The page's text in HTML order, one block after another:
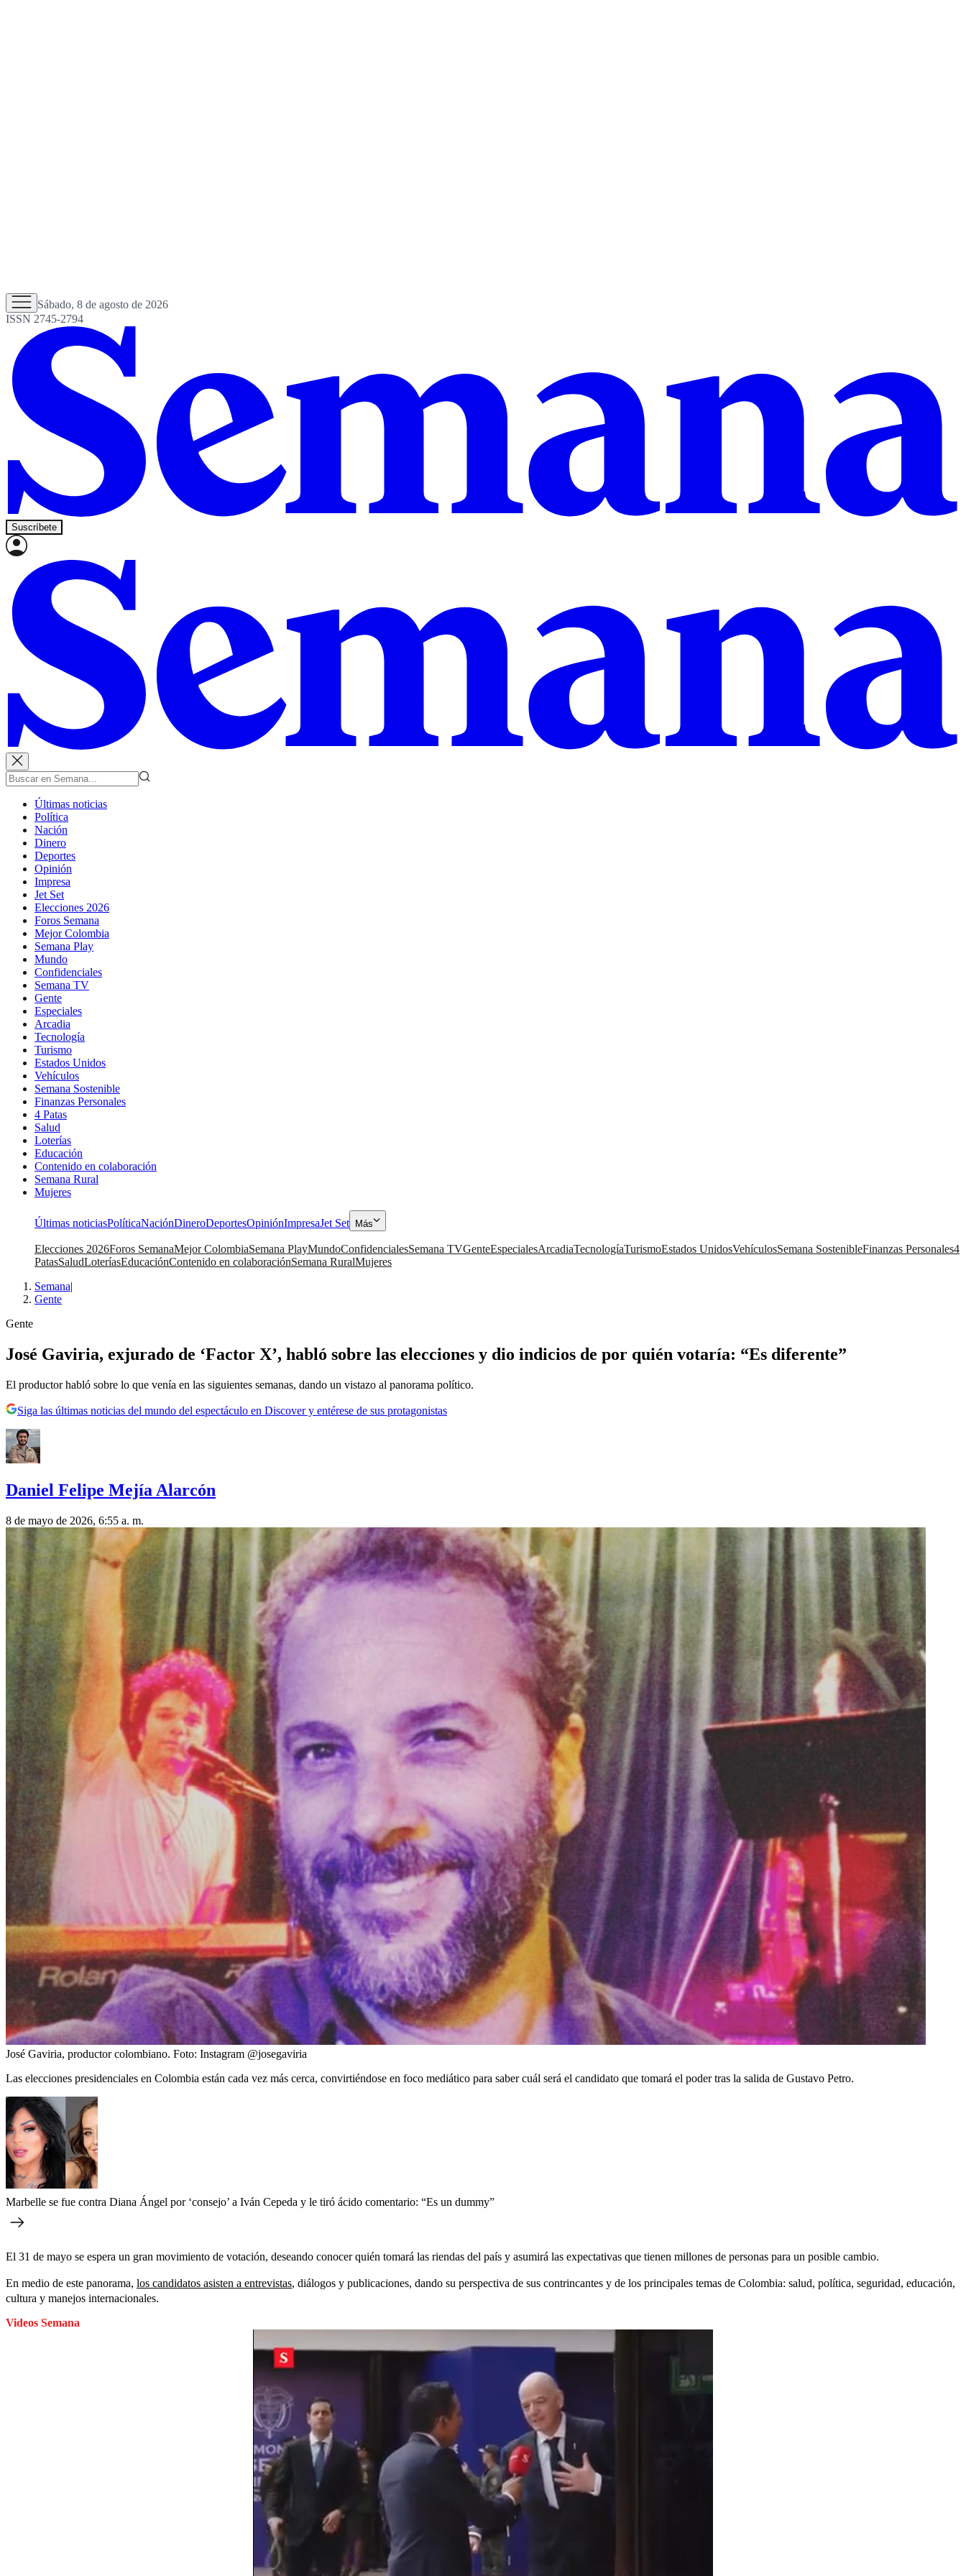
Sábado, 8 de agosto de 2026
ISSN 2745-2794
Suscríbete
Últimas noticias
Política
Nación
Dinero
Deportes
Opinión
Impresa
Jet Set
Elecciones 2026
Foros Semana
Mejor Colombia
Semana Play
Mundo
Confidenciales
Semana TV
Gente
Especiales
Arcadia
Tecnología
Turismo
Estados Unidos
Vehículos
Semana Sostenible
Finanzas Personales
4 Patas
Salud
Loterías
Educación
Contenido en colaboración
Semana Rural
Mujeres
Últimas noticiasPolíticaNaciónDineroDeportesOpiniónImpresaJet Set Más
Elecciones 2026Foros SemanaMejor ColombiaSemana PlayMundoConfidencialesSemana TVGenteEspecialesArcadiaTecnologíaTurismoEstados UnidosVehículosSemana SostenibleFinanzas Personales4
PatasSaludLoteríasEducaciónContenido en colaboraciónSemana RuralMujeres
Semana|
Gente
Gente
José Gaviria, exjurado de ‘Factor X’, habló sobre las elecciones y dio indicios de por quién votaría: “Es diferente”
El productor habló sobre lo que venía en las siguientes semanas, dando un vistazo al panorama político.
Siga las últimas noticias del mundo del espectáculo en Discover y entérese de sus protagonistas
Daniel Felipe Mejía Alarcón
8 de mayo de 2026, 6:55 a. m.
José Gaviria, productor colombiano. Foto: Instagram @josegaviria
Las elecciones presidenciales en Colombia están cada vez más cerca, convirtiéndose en foco mediático para saber cuál será el candidato que tomará el poder tras la salida de Gustavo Petro.
Marbelle se fue contra Diana Ángel por ‘consejo’ a Iván Cepeda y le tiró ácido comentario: “Es un dummy”
El 31 de mayo se espera un gran movimiento de votación, deseando conocer quién tomará las riendas del país y asumirá las expectativas que tienen millones de personas para un posible cambio.
En medio de este panorama, los candidatos asisten a entrevistas, diálogos y publicaciones, dando su perspectiva de sus contrincantes y de los principales temas de Colombia: salud, política, seguridad, educación,
cultura y manejos internacionales.
Videos Semana